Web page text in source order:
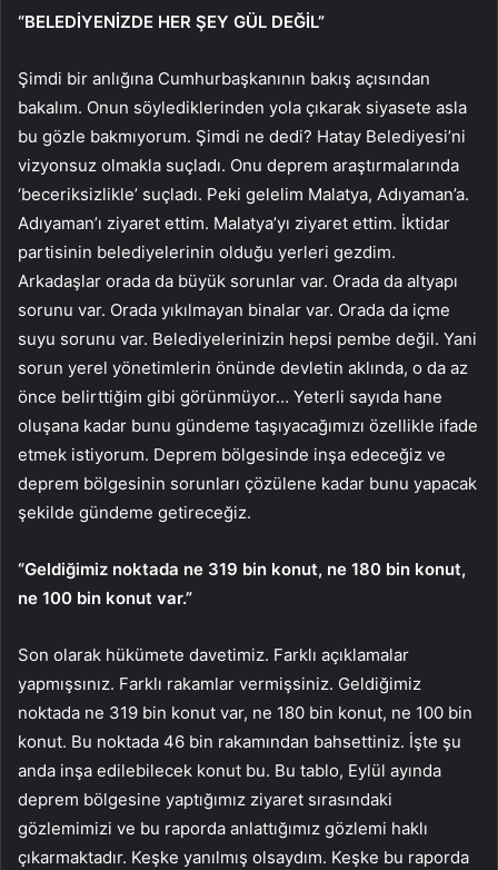
“BELEDİYENİZDE HER ŞEY GÜL DEĞİL”
Şimdi bir anlığına Cumhurbaşkanının bakış açısından
bakalım. Onun söylediklerinden yola çıkarak siyasete asla
bu gözle bakmıyorum. Şimdi ne dedi? Hatay Belediyesi’ni
vizyonsuz olmakla suçladı. Onu deprem araştırmalarında
‘beceriksizlikle’ suçladı. Peki gelelim Malatya, Adıyaman’a.
Adıyaman’ı ziyaret ettim. Malatya’yı ziyaret ettim. İktidar
partisinin belediyelerinin olduğu yerleri gezdim.
Arkadaşlar orada da büyük sorunlar var. Orada da altyapı
sorunu var. Orada yıkılmayan binalar var. Orada da içme
suyu sorunu var. Belediyelerinizin hepsi pembe değil. Yani
sorun yerel yönetimlerin önünde devletin aklında, o da az
önce belirttiğim gibi görünmüyor… Yeterli sayıda hane
oluşana kadar bunu gündeme taşıyacağımızı özellikle ifade
etmek istiyorum. Deprem bölgesinde inşa edeceğiz ve
deprem bölgesinin sorunları çözülene kadar bunu yapacak
şekilde gündeme getireceğiz.
“Geldiğimiz noktada ne 319 bin konut, ne 180 bin konut,
ne 100 bin konut var.”
Son olarak hükümete davetimiz. Farklı açıklamalar
yapmışsınız. Farklı rakamlar vermişsiniz. Geldiğimiz
noktada ne 319 bin konut var, ne 180 bin konut, ne 100 bin
konut. Bu noktada 46 bin rakamından bahsettiniz. İşte şu
anda inşa edilebilecek konut bu. Bu tablo, Eylül ayında
deprem bölgesine yaptığımız ziyaret sırasındaki
gözlemimizi ve bu raporda anlattığımız gözlemi haklı
çıkarmaktadır. Keşke yanılmış olsaydım. Keşke bu raporda